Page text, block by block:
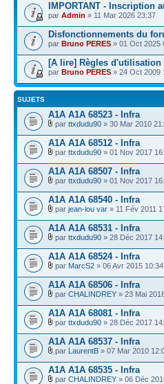
IMPORTANT -
par Admin » 11 Mar 2026 23:37
Disfonctionnements du
par Bruno PERES » 01 Oct 2025
[A lire] Règles
par Bruno PERES » 24 Oct 2009
SUJETS
A1A A1A 68523 - Infra
par ttxdudu90 » 30 Mar 2010
A1A A1A 68512 - Infra
par ttxdudu90 » 01 Nov 2017
A1A A1A 68507 - Infra
par ttxdudu90 » 01 Nov 2017
A1A A1A 68540 - Infra
par jean-lou var » 11 Fév 2011
A1A A1A 68531 - Infra
par ttxdudu90 » 28 Déc 2017
A1A A1A 68524 - Infra
par MarcS2 » 06 Avr 2015 10:34
A1A A1A 68506 - Infra
par CHALINDREY » 23 Mai
A1A A1A 68081 - Infra
par ttxdudu90 » 28 Déc 2017
A1A A1A 68537 - Infra
par LaurentB » 07 Mar 2010
A1A A1A 68535 - Infra
par CHALINDREY » 06 Déc